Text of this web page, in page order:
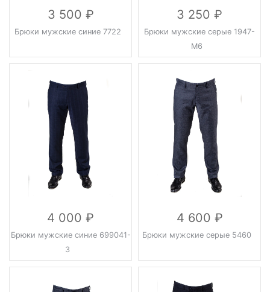
3 500
Брюки мужские синие 7722
3 250
Брюки мужские серые 1947-
М6
4 000
Брюки мужские синие 699041-
3
4 600
Брюки мужские серые 5460